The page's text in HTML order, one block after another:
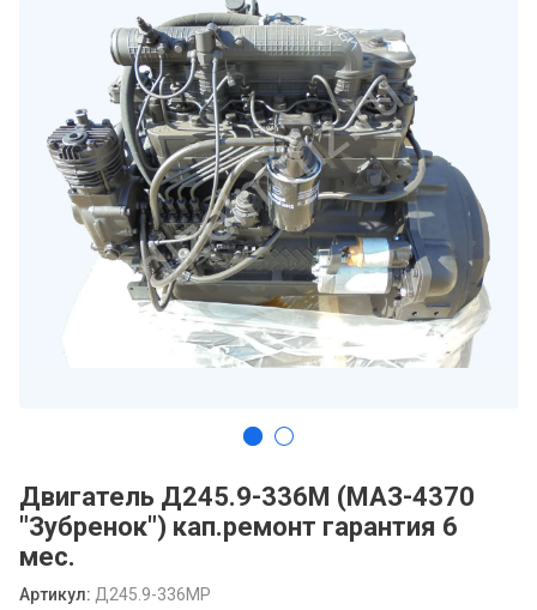
Двигатель Д245.9-336М (МАЗ-4370
"Зубренок") кап.ремонт гарантия 6
мес.
Артикул: Д245.9-336МР